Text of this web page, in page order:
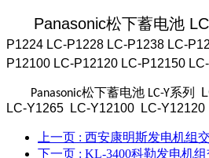
Panasonic松下蓄电池
P1224 LC-P1228 LC-P1238 LC-
P12100 LC-P12120 LC-P12150
Panasonic松下蓄电池 LC-Y系列
LC-Y1265 LC-Y12100 LC-Y12120
上一页 : 西安康明斯发电机组
下一页 : KL-3400科勒发电机